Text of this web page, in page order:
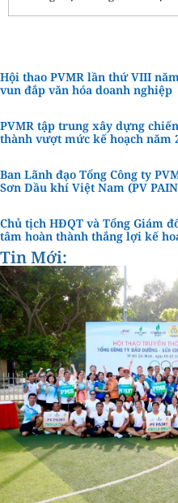
Hội thao PVMR lần thứ VIII
vun đắp văn hóa doanh nghiệp
PVMR tập trung xây dựng
thành vượt mức kế hoạch năm
Ban Lãnh đạo Tổng Công ty
Sơn Dầu khí Việt Nam (PV
Chủ tịch HĐQT và Tổng Giám
tâm hoàn thành thắng lợi kế
Tin Mới: